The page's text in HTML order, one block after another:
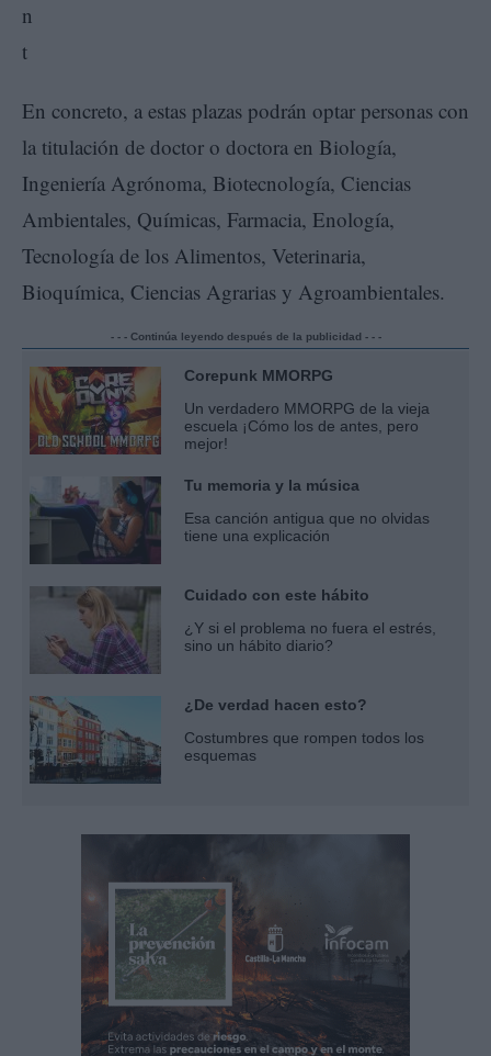
En concreto, a estas plazas podrán optar personas con
la titulación de doctor o doctora en Biología,
Ingeniería Agrónoma, Biotecnología, Ciencias
Ambientales, Químicas, Farmacia, Enología,
Tecnología de los Alimentos, Veterinaria,
Bioquímica, Ciencias Agrarias y Agroambientales.
- - - Continúa leyendo después de la publicidad - - -
Corepunk MMORPG
Un verdadero MMORPG de la vieja
escuela ¡Cómo los de antes, pero
mejor!
Tu memoria y la música
Esa canción antigua que no olvidas
tiene una explicación
Cuidado con este hábito
¿Y si el problema no fuera el estrés,
sino un hábito diario?
¿De verdad hacen esto?
Costumbres que rompen todos los
esquemas